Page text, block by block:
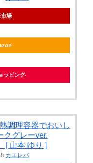
市場
ッピング
調理容器でおいし
クグレーver.
[ 山本 ゆり ]
カエレバ